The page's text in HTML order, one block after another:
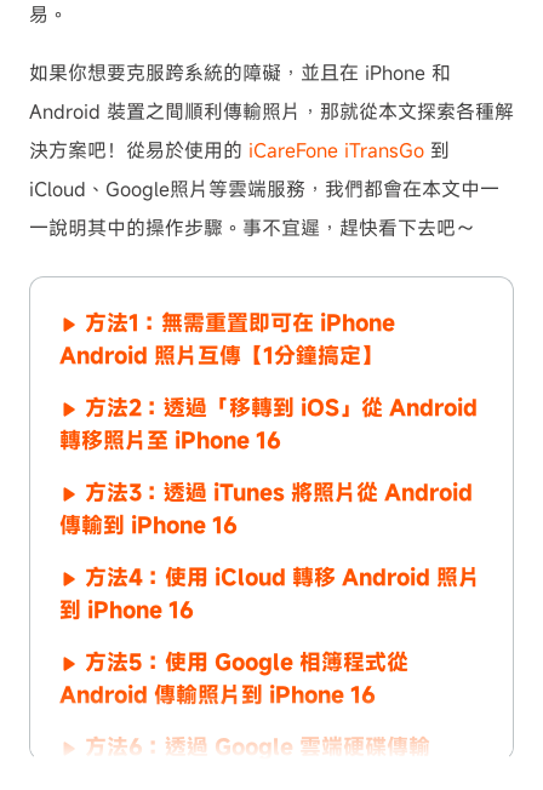
易。
如果你想要克服跨系統的障礙，並且在 iPhone 和
Android 裝置之間順利傳輸照片，那就從本文探索各種解
決方案吧！從易於使用的 iCareFone iTransGo 到
iCloud、Google照片等雲端服務，我們都會在本文中一
一說明其中的操作步驟。事不宜遲，趕快看下去吧～
方法1：無需重置即可在 iPhone
Android 照片互傳【1分鐘搞定】
方法2：透過「移轉到 iOS」從 Android
轉移照片至 iPhone 16
方法3：透過 iTunes 將照片從 Android
傳輸到 iPhone 16
方法4：使用 iCloud 轉移 Android 照片
到 iPhone 16
方法5：使用 Google 相簿程式從
Android 傳輸照片到 iPhone 16
方法6：透過 Google 雲端硬碟傳輸